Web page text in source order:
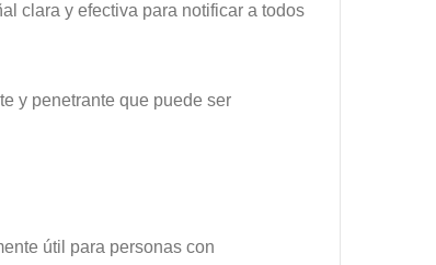
clara y efectiva para notificar a todos
y penetrante que puede ser
útil para personas con